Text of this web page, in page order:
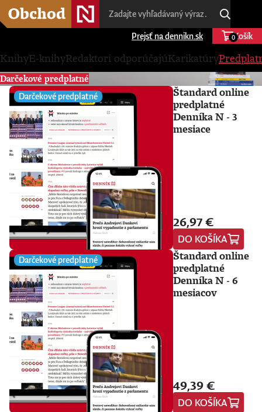
Prejsť na dennikn.sk Košík
0
KnihyE-knihyRedaktori odporúčajúKarikatúry
Darčekové predplatné
Darčekové predplatné
Štandard online
predplatné
Denníka N - 3
mesiace
26,97 €
DO KOŠÍKA
Darčekové predplatné
Štandard online
predplatné
Denníka N - 6
mesiacov
49,39 €
DO KOŠÍKA